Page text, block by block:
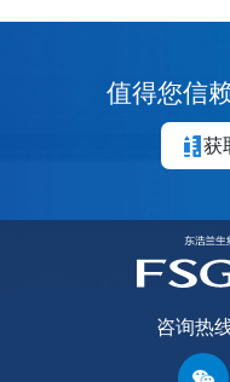
值得您信
获
咨询热